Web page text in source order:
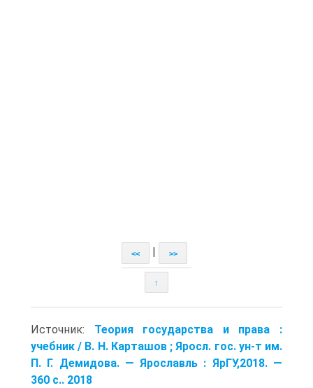
<< >>
↑
Источник: Теория государства и права :
учебник / В. Н. Карташов ; Яросл. гос. ун-т им.
П. Г. Демидова. — Ярославль : ЯрГУ,2018. —
360 с.. 2018